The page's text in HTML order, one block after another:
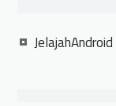
JelajahAndroid